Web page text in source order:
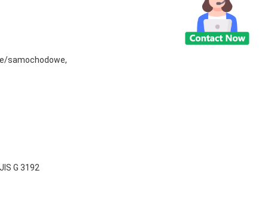
samochodowe,
G 3192